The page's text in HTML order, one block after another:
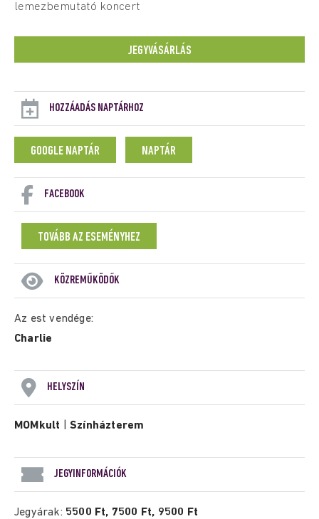
lemezbemutató koncert
JEGYVÁSÁRLÁS
HOZZÁADÁS NAPTÁRHOZ
GOOGLE NAPTÁR NAPTÁR
FACEBOOK
TOVÁBB AZ ESEMÉNYHEZ
KÖZREMŰKÖDŐK
Az est vendége:
Charlie
HELYSZÍN
MOMkult |Színházterem
JEGYINFORMÁCIÓK
Jegyárak: 5500 Ft, 7500 Ft, 9500 Ft